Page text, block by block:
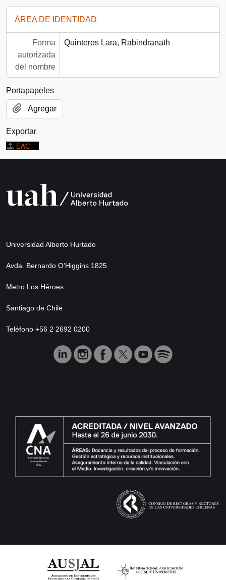
ÁREA DE IDENTIDAD
Forma
autorizada
del nombre
Quinteros Lara, Rabindranath
Portapapeles
Agregar
Exportar
EAC
Universidad Alberto Hurtado
Avda. Bernardo O’Higgins 1825
Metro Los Héroes
Santiago de Chile
Teléfono +56 2 2692 0200